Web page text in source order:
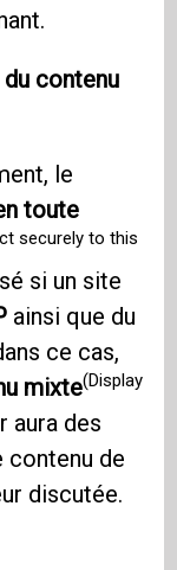
contenu
le
toute
securely to this
si un site
ainsi que du
ce cas,
mixte(Display
aura des
contenu de
discutée.